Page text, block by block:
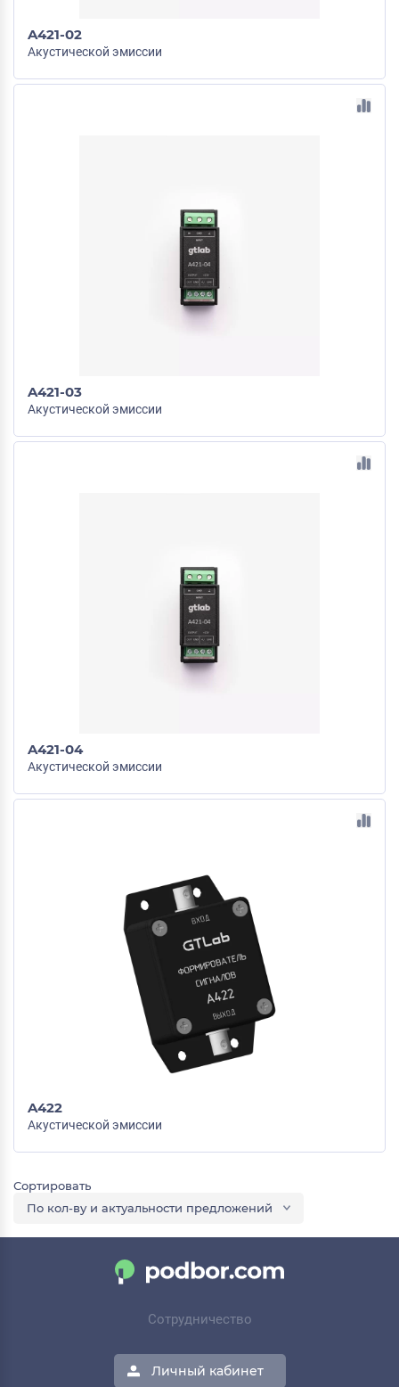
A421-02
Акустической эмиссии
A421-03
Акустической эмиссии
A421-04
Акустической эмиссии
A422
Акустической эмиссии
По кол-ву и актуальности предложений
Сотрудничество
Личный кабинет